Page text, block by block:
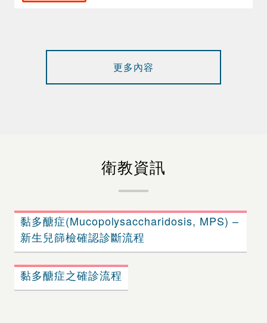
更多內容
衛教資訊
黏多醣症(Mucopolysaccharidosis, MPS) –
新生兒篩檢確認診斷流程
黏多醣症之確診流程